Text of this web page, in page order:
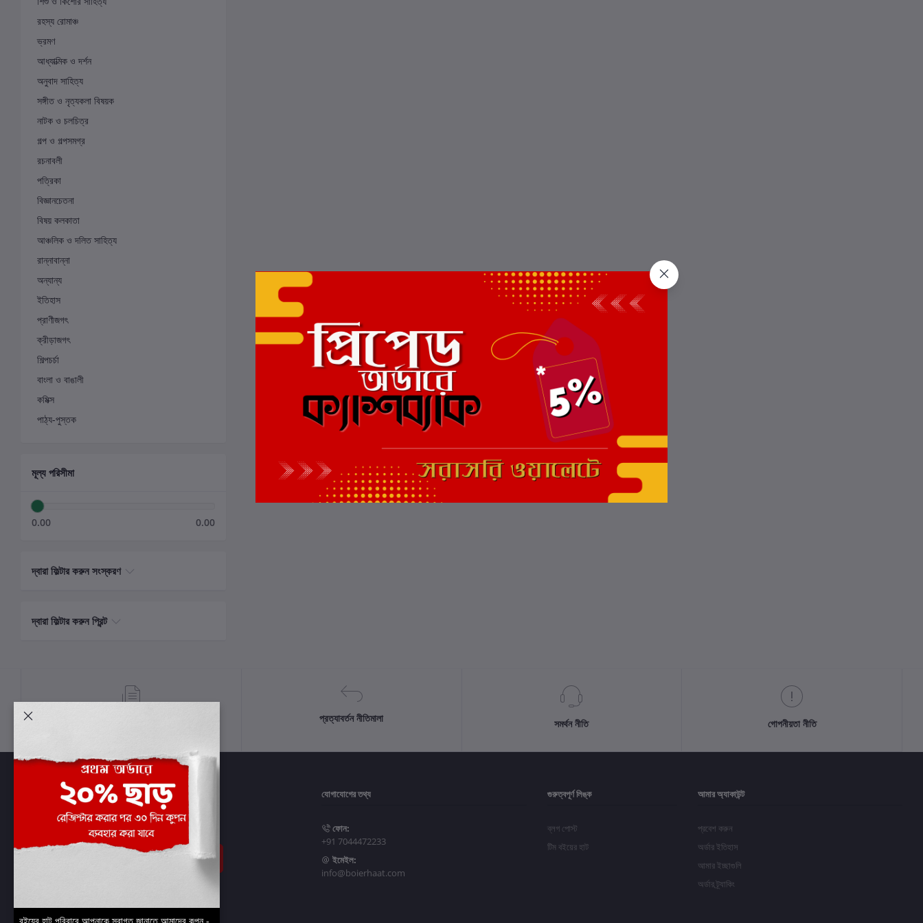
রহস্য রোমাঞ্চ
ভ্রমণ
আধ্যাত্মিক ও দর্শন
অনুবাদ সাহিত্য
সঙ্গীত ও নৃত্যকলা বিষয়ক
নাটক ও চলচিত্র
গল্প ও গল্পসমগ্র
রচনাবলী
পত্রিকা
বিজ্ঞানচেতনা
বিষয় কলকাতা
আঞ্চলিক ও দলিত সাহিত্য
রান্নাবান্না
অন্যান্য
ইতিহাস
প্রাণীজগৎ
ক্রীড়াজগৎ
শিল্পচর্চা
বাংলা ও বাঙালী
কমিক্স
পাঠ্য-পুস্তক
মূল্য পরিসীমা
0.00 0.00
দ্বারা ফিল্টার করুন সংস্করণ
দ্বারা ফিল্টার করুন প্রিন্ট
প্রত্যাবর্তন নীতিমালা সমর্থন নীতি গোপনীয়তা নীতি
সাবস্ক্রাইব
যোগাযোগের তথ্য
ফোন:
+91 7044472233
ইমেইল:
info@boierhaat.com
গুরুত্বপূর্ণ লিঙ্ক
ব্লগ পোস্ট
টিম বইয়ের হাট
আমার অ্যাকাউন্ট
প্রবেশ করুন
অর্ডার ইতিহাস
আমার ইচ্ছাগুলি
অর্ডার ট্র্যাকিং